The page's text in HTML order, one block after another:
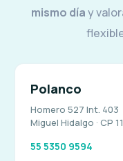
mismo díay
Polanco
Homero 527 Int. 403
Miguel Hidalgo · CP
55 5350 9594